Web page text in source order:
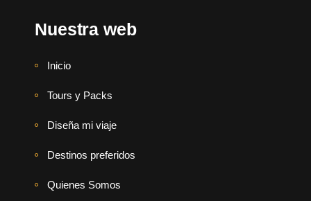
Nuestra web
Inicio
Tours y Packs
Diseña mi viaje
Destinos preferidos
Quienes Somos